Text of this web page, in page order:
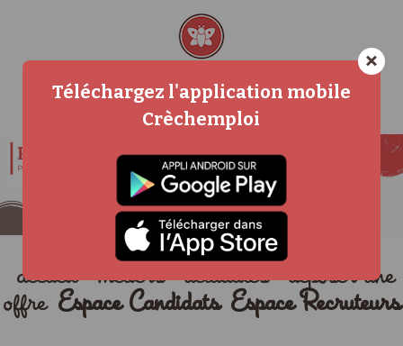
accueil métiers actualités
déposer une
offre Espace Candidats Espace Recruteurs
×
Téléchargez l'application mobile
Crèchemploi